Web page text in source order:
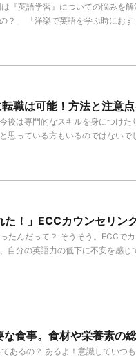
『英語学習』についての悩みを
？」 「洋楽で英語を学ぶ時にお
職は可能！方法と注意
後は専門的なスキルを身につけ
思っている方もいるのではない
た！」ECCカウンセリン
たんだって？ そうそう。ECCで
自分の英語力の低下に不安を感じ
食事。食材や栄養素の総
あるの？ あるよ！意識していつ